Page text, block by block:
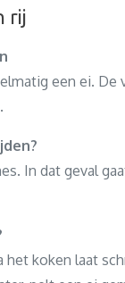
rij
een ei. De
In dat geval
het koken laat